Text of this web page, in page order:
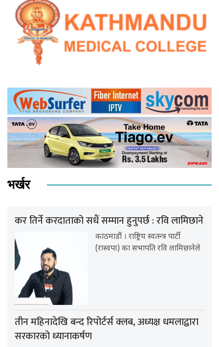
भर्खर
कर तिर्ने करदाताको सधैं सम्मान हुनुपर्छ : रवि लामिछाने
काठमाडौं । राष्ट्रिय स्वतन्त्र पार्टी
(रास्वपा) का सभापति रवि लामिछानेले
तीन महिनादेखि बन्द रिपोर्टर्स क्लब, अध्यक्ष धमलाद्वारा
सरकारको ध्यानाकर्षण